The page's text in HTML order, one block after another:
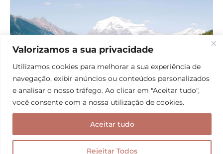
Valorizamos a sua privacidade
Utilizamos cookies para melhorar a sua experiência de
navegação, exibir anúncios ou conteúdos personalizados
e analisar o nosso tráfego. Ao clicar em "Aceitar tudo",
você consente com a nossa utilização de cookies.
Rejeitar Todos
Aceitar tudo